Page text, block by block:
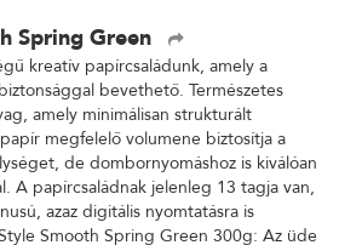
Spring Green
kreatív papírcsaládunk, amely a
bevethető. Természetes
amely minimálisan strukturált
megfelelő volumene biztosítja a
de dombornyomáshoz is kiválóan
A papírcsaládnak jelenleg 13 tagja van,
azaz digitális nyomtatásra is
Smooth Spring Green 300g: Az üde